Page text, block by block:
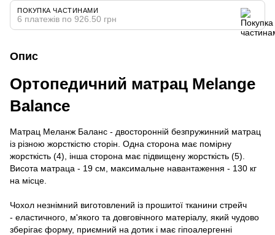
ПОКУПКА ЧАСТИНАМИ
6 платежів по 926.50 грн
Опис
Ортопедичний матрац Melange
Balance
Матрац Меланж Баланс - двосторонній безпружинний матрац
із різною жорсткістю сторін. Одна сторона має помірну
жорсткість (4), інша сторона має підвищену жорсткість (5).
Висота матраца - 19 см, максимальне навантаження - 130 кг
на місце.
Чохол незнімний виготовлений із прошитої тканини стрейч
- еластичного, м'якого та довговічного матеріалу, який чудово
зберігає форму, приємний на дотик і має гіпоалергенні